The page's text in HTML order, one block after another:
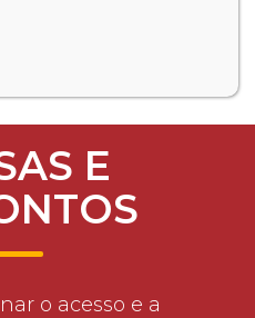
E
o acesso e a